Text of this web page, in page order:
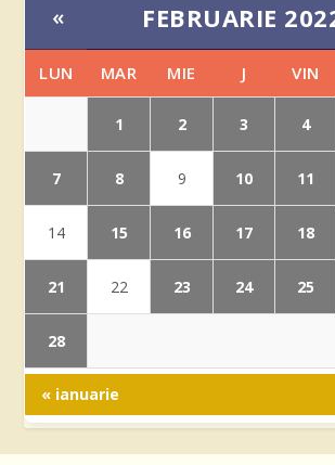
« FEBRUARIE
LUN MAR MIE J VIN
1 2 3 4
7 8 9 10 11
14 15 16 17 18
21 22 23 24 25
28
« ianuarie